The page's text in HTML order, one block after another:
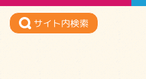
サイト内検索